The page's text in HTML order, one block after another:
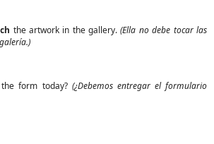
the artwork in the gallery.(Ella no debe tocar las
the form today? (¿Debemos entregar el formulario